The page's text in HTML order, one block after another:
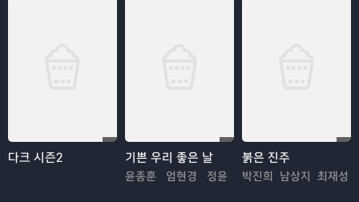
다크 시즌2 기쁜 우리 좋은 날
윤종훈 엄현경 정윤
붉은 진주
박진희 남상지 최재성